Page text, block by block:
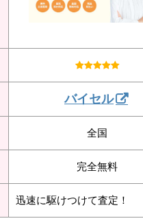
バイセル
全国
完全無料
迅速に駆けつけて査定！